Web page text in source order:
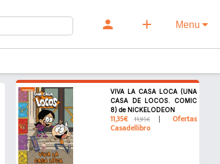
person add Menu
VIVA LA CASA LOCA (UNA
CASA DE LOCOS. COMIC
8) de NICKELODEON
11,35€ 11,95€ Ofertas
Casadellibro